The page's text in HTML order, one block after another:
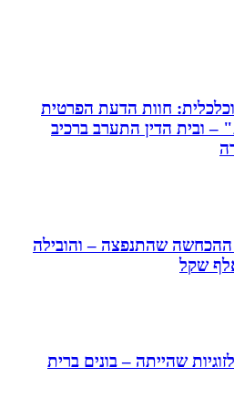
חוות הדעת הפרטית
– ובית הדין התערב ברכיב
שהתנפצה – והובילה
שהייתה – בונים ברית